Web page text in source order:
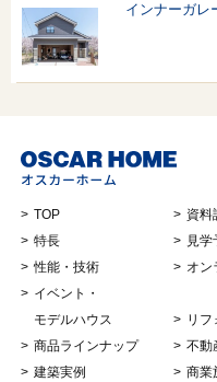
インナーガレ
TOP
特長
性能・技術
イベント・
モデルハウス
商品ラインナップ
建築実例
資料
見学
オン
リフ
不動
商業